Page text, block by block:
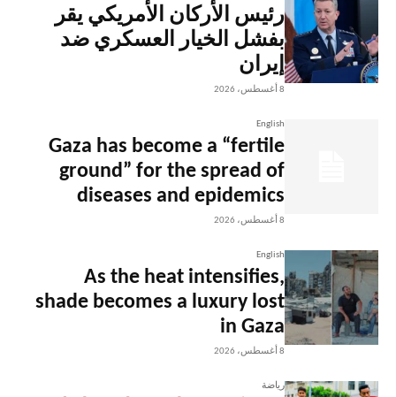
رئيس الأركان الأمريكي يقر
بفشل الخيار العسكري ضد
إيران
8 أغسطس، 2026
English
Gaza has become a “fertile
ground” for the spread of
diseases and epidemics
8 أغسطس، 2026
English
As the heat intensifies,
shade becomes a luxury lost
in Gaza
8 أغسطس، 2026
رياضة